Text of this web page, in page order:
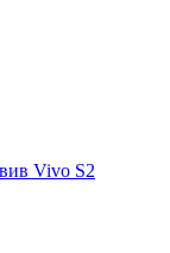
Vivo S2